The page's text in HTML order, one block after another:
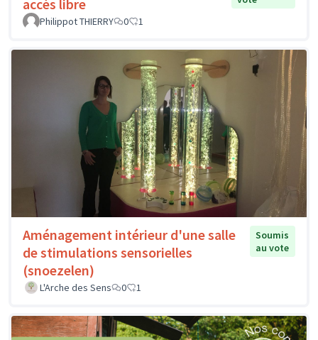
accès libre
Philippot THIERRY
0 1
Aménagement intérieur d'une salle
de stimulations sensorielles
(snoezelen)
Soumis
au vote
L'Arche des Sens 0 1